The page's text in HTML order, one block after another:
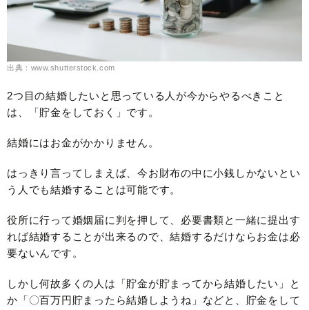
出典：www.shutterstock.com
2つ目の結婚したいと思っている人が今からやるべきこと
は、「貯金をしておく」です。
結婚にはお金がかかりません。
はっきり言ってしまえば、今お財布の中に小銭しかないとい
う人でも結婚することは可能です。
役所に行って婚姻届に判を押して、必要書類と一緒に提出す
れば結婚することが出来るので、結婚するだけならお金は必
要ないんです。
しかし何故多くの人は「貯金が貯まってから結婚したい」と
か「〇百万円貯まったら結婚しようね」などと、貯金をして